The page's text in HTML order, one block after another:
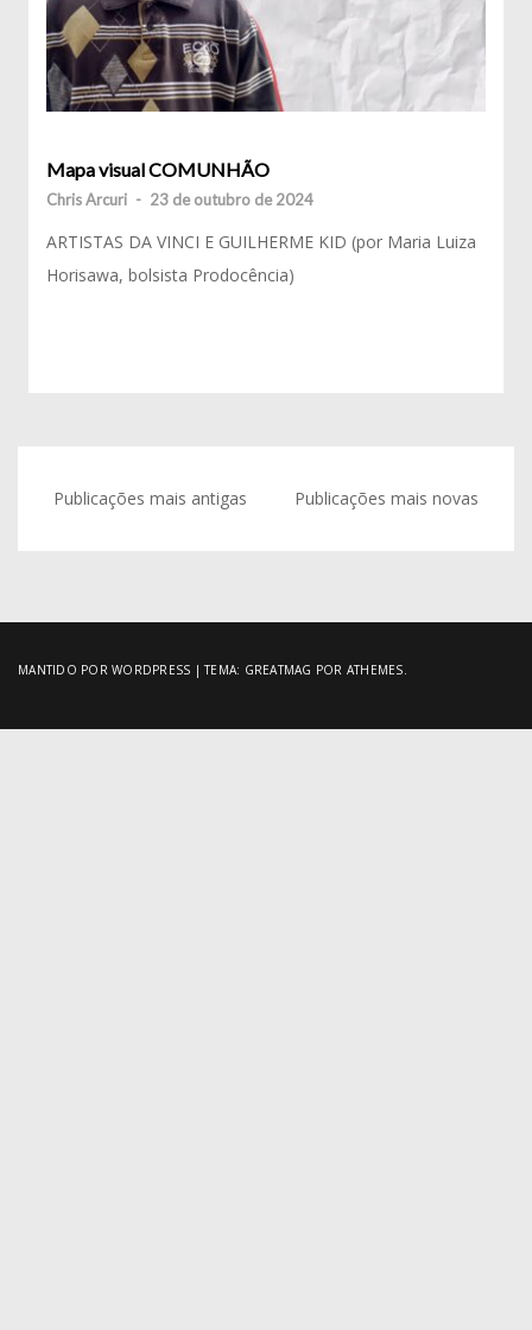
Mapa visual COMUNHÃO
Chris Arcuri - 23 de outubro de 2024
ARTISTAS DA VINCI E GUILHERME KID (por Maria Luiza
Horisawa, bolsista Prodocência)
Navegação
Publicações mais antigas Publicações mais novas
MANTIDO POR WORDPRESS |TEMA: GREATMAG POR ATHEMES.